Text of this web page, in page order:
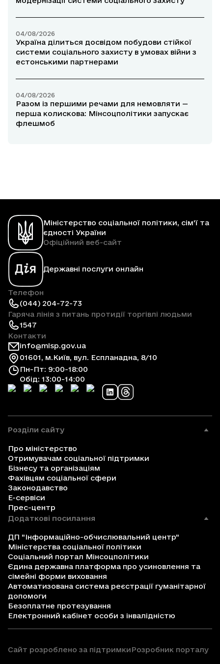
04/08/2026
Україна ділиться досвідом побудови стійкої
системи соціального захисту в умовах війни з
естонськими партнерами
04/08/2026
Разом із першими речами для немовляти —
перша колискова: Мінсоцполітики запускає
флешмоб
Міністерство соціальної політики, сім'ї та
єдності України
Офіційний веб-сайт
Державні послуги онлайн
Телефон
(044) 204-72-73
Гаряча лінія з питань протидії торгівлі людьми
1547
Контакти
info@mlsp.gov.ua
01601, м.Київ, вул. Еспланадна, 8/10
Пн-Пт: 9:00-18:00
Обід: 13:00-14:00
Розділи сайту
Про міністерство
Отримувачам соціальної підтримки
Бізнесу та організаціям
Фахівцям соціальної сфери
Законодавство
Е-сервіси
Прес-центр
Додаткові посилання
ДП "Інформаційно-обчислювальний центр"
Міністерства соціальної політики
Соціальний портал Мінсоцполітики
Єдина державна платформа про усиновлення та
сімейні форми виховання
Автоматизована система реєстрації гуманітарної
допомоги
Безоплатне протезування
Електронний кабінет особи з інвалідністю
Сайт розроблено за підтримкиРозробник порталу